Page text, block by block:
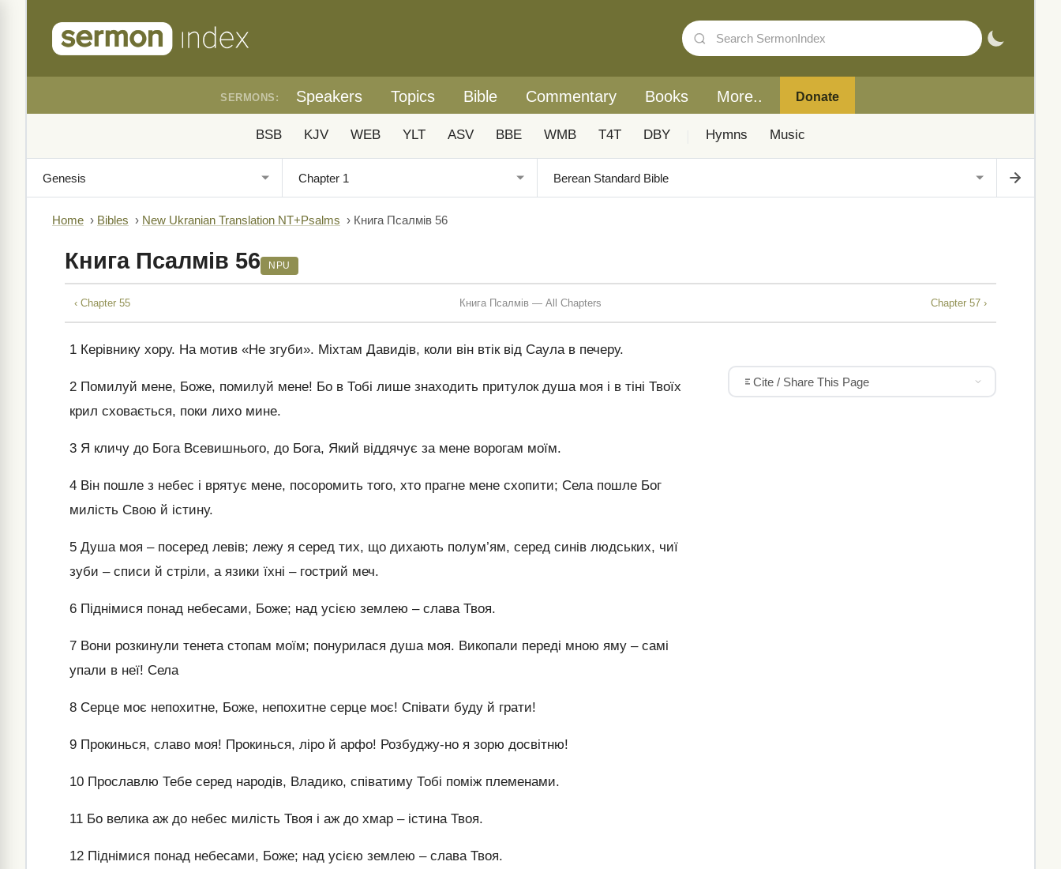
SERMONS: Speakers Topics Bible Commentary Books More.. Donate
BSB KJV WEB YLT ASV BBE WMB T4T DBY Hymns Music
Home › Bibles › New Ukranian Translation NT+Psalms › Книга Псалмів 56
Книга Псалмів 56 NPU
‹ Chapter 55 Книга Псалмів — All Chapters Chapter 57 ›
1 Керівнику хору. На мотив «Не згуби». Міхтам Давидів, коли він втік від Саула в печеру.
2 Помилуй мене, Боже, помилуй мене! Бо в Тобі лише знаходить притулок душа моя і в тіні Твоїх
крил сховається, поки лихо мине.
3 Я кличу до Бога Всевишнього, до Бога, Який віддячує за мене ворогам моїм.
4 Він пошле з небес і врятує мене, посоромить того, хто прагне мене схопити; Села пошле Бог
милість Свою й істину.
5 Душа моя – посеред левів; лежу я серед тих, що дихають полум’ям, серед синів людських, чиї
зуби – списи й стріли, а язики їхні – гострий меч.
6 Піднімися понад небесами, Боже; над усією землею – слава Твоя.
7 Вони розкинули тенета стопам моїм; понурилася душа моя. Викопали переді мною яму – самі
упали в неї! Села
8 Серце моє непохитне, Боже, непохитне серце моє! Співати буду й грати!
9 Прокинься, славо моя! Прокинься, ліро й арфо! Розбуджу-но я зорю досвітню!
10 Прославлю Тебе серед народів, Владико, співатиму Тобі поміж племенами.
11 Бо велика аж до небес милість Твоя і аж до хмар – істина Твоя.
12 Піднімися понад небесами, Боже; над усією землею – слава Твоя.
Cite / Share This Page